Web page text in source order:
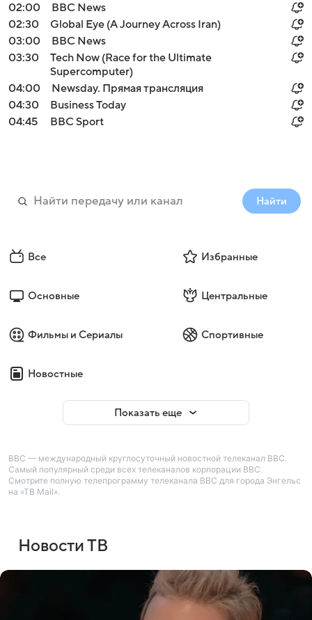
02:00
BBC News
02:30
Global Eye (A Journey Across Iran)
03:00
BBC News
03:30
Tech Now (Race for the Ultimate
Supercomputer)
04:00
Newsday. Прямая трансляция
04:30
Business Today
04:45
BBC Sport
Найти
Все Избранные
Основные Центральные
Фильмы и Сериалы Спортивные
Новостные
Показать еще
BBC — международный круглосуточный новостной телеканал BBC.
Самый популярный среди всех телеканалов корпорации BBC.
Смотрите полную телепрограмму телеканала BBC для города Энгельс
на «ТВ Mail».
Новости ТВ